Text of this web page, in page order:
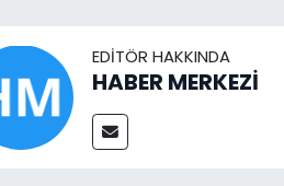
EDITÖR HAKKINDA
HABER MERKEZİ